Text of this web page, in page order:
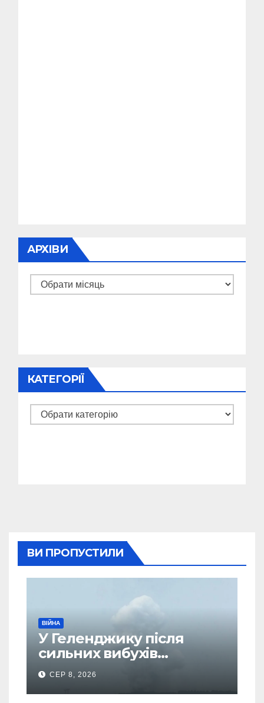
АРХІВИ
Архіви
КАТЕГОРІЇ
Категорії
ВИ ПРОПУСТИЛИ
ВІЙНА
У Геленджику після
сильних вибухів
почалася масова
евакуація
СЕР 8, 2026